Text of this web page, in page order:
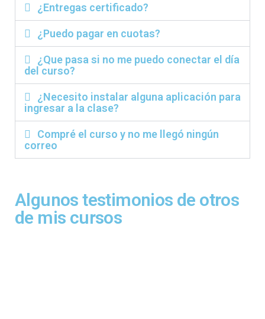
¿Entregas certificado?
¿Puedo pagar en cuotas?
¿Que pasa si no me puedo conectar el día
del curso?
¿Necesito instalar alguna aplicación para
ingresar a la clase?
Compré el curso y no me llegó ningún
correo
Algunos testimonios de otros
de mis cursos